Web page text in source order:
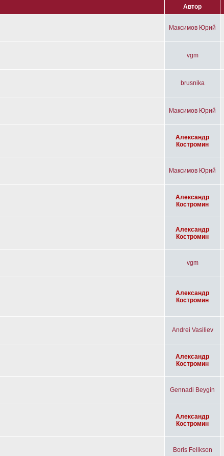
Автор
Максимов Юрий
vgm
brusnika
Максимов Юрий
Александр
Костромин
Максимов Юрий
Александр
Костромин
Александр
Костромин
vgm
Александр
Костромин
Andrei Vasiliev
Александр
Костромин
Gennadi Beygin
Александр
Костромин
Boris Felikson